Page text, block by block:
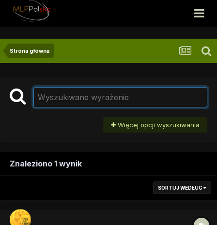
Strona główna
Więcej opcji wyszukiwania
Znaleziono 1 wynik
SORTUJ WEDŁUG